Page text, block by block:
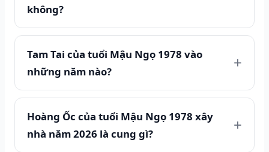
không?
Tam Tai của tuổi Mậu Ngọ 1978 vào
những năm nào?
Hoàng Ốc của tuổi Mậu Ngọ 1978 xây
nhà năm 2026 là cung gì?